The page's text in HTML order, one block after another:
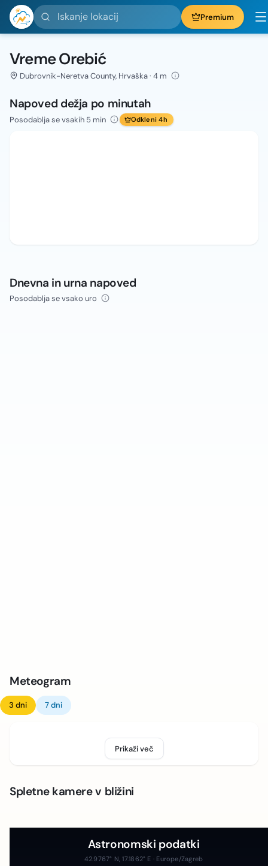
Iskanje lokacij Premium
Vreme Orebić
Dubrovnik-Neretva County, Hrvaška · 4 m
Napoved dežja po minutah
Posodablja se vsakih 5 min Odkleni 4h
Dnevna in urna napoved
Posodablja se vsako uro
Meteogram
3 dni 7 dni
Prikaži več
Spletne kamere v bližini
Astronomski podatki
42.9767° N, 17.1862° E · Europe/Zagreb